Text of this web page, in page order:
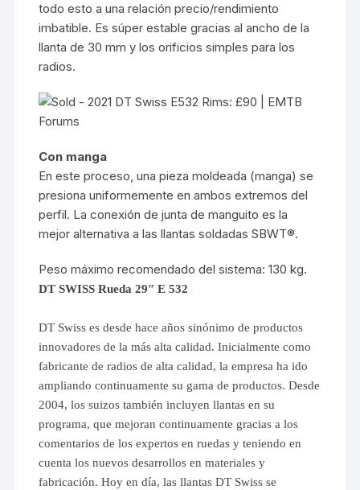
todo esto a una relación precio/rendimiento
imbatible. Es súper estable gracias al ancho de la
llanta de 30 mm y los orificios simples para los
radios.
Con manga
En este proceso, una pieza moldeada (manga) se
presiona uniformemente en ambos extremos del
perfil. La conexión de junta de manguito es la
mejor alternativa a las llantas soldadas SBWT®.
Peso máximo recomendado del sistema: 130 kg.
DT SWISS Rueda 29″ E 532
DT Swiss es desde hace años sinónimo de productos
innovadores de la más alta calidad. Inicialmente como
fabricante de radios de alta calidad, la empresa ha ido
ampliando continuamente su gama de productos. Desde
2004, los suizos también incluyen llantas en su
programa, que mejoran continuamente gracias a los
comentarios de los expertos en ruedas y teniendo en
cuenta los nuevos desarrollos en materiales y
fabricación. Hoy en día, las llantas DT Swiss se